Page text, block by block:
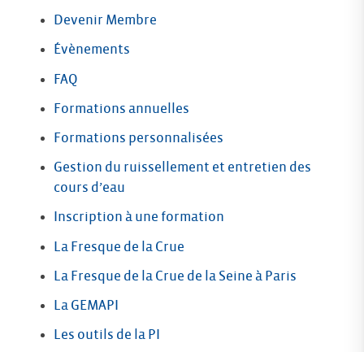
Devenir Membre
Évènements
FAQ
Formations annuelles
Formations personnalisées
Gestion du ruissellement et entretien des
cours d’eau
Inscription à une formation
La Fresque de la Crue
La Fresque de la Crue de la Seine à Paris
La GEMAPI
Les outils de la PI